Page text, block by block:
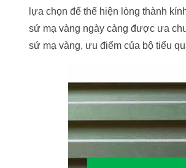
lựa chọn để thể hiện lòng thành
sứ mạ vàng ngày càng được ưa
sứ mạ vàng, ưu điểm của bộ tiểu